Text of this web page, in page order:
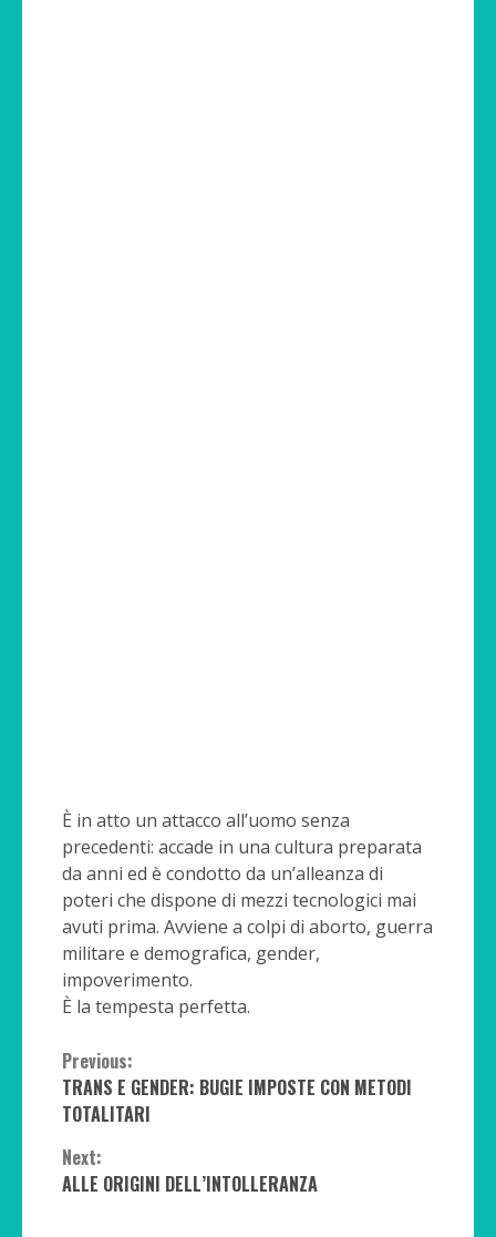
È in atto un attacco all’uomo senza
precedenti: accade in una cultura preparata
da anni ed è condotto da un’alleanza di
poteri che dispone di mezzi tecnologici mai
avuti prima. Avviene a colpi di aborto, guerra
militare e demografica, gender,
impoverimento.
È la tempesta perfetta.
Continue
Reading
Previous:
TRANS E GENDER: BUGIE IMPOSTE CON METODI
TOTALITARI
Next:
ALLE ORIGINI DELL’INTOLLERANZA